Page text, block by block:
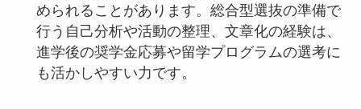
められることがあります。総合型選抜の準備で
行う自己分析や活動の整理、文章化の経験は、
進学後の奨学金応募や留学プログラムの選考に
も活かしやすい力です。